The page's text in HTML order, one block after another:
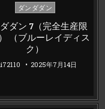
Posted
ダンダダン
ダン 7（完全生産限
（ブルーレイディス
ク）
2025年7月14日